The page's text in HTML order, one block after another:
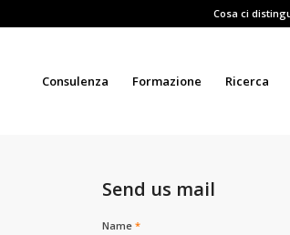
Cosa ci
Consulenza Formazione Ricerca
Send us mail
Name*